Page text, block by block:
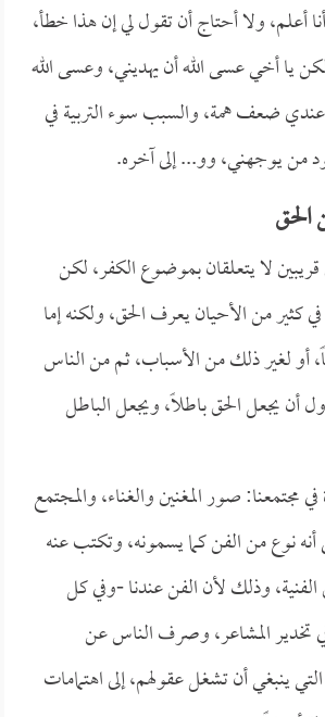
أعلم، ولا أحتاج أن تقول لي إن هذا خطأ،
يا أخي عسى الله أن يهديني، وعسى الله
عندي ضعف همة، والسبب سوء التربية في
من يوجهني، وو... إلى آخره.
لا يتعلقان بموضوع الكفر، لكن
كثير من الأحيان يعرف الحق، ولكنه إما
لغير ذلك من الأسباب، ثم من الناس
أن يجعل الحق باطلاً، ويجعل الباطل
مجتمعنا: صور المغنين والغناء، والمجتمع
أنه نوع من الفن كما يسمونه، وتكتب عنه
وذلك لأن الفن عندنا -وفي كل
تخدير المشاعر، وصرف الناس عن
التي ينبغي أن تشغل عقولهم، إلى اهتمامات